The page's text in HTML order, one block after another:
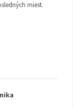
miest.